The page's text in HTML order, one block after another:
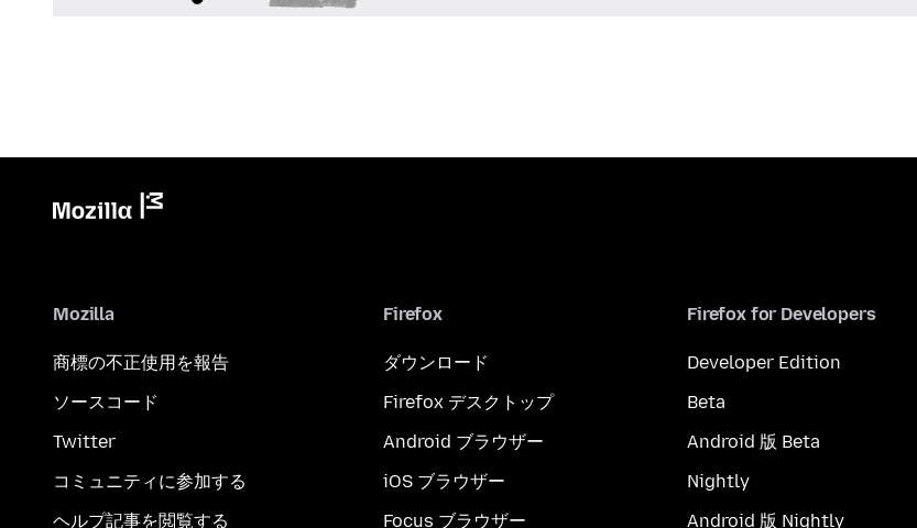
Mozilla
商標の不正使用を報告
ソースコード
Twitter
コミュニティに参加する
ヘルプ記事を閲覧する
Firefox
ダウンロード
Firefox デスクトップ
Android ブラウザー
iOS ブラウザー
Focus ブラウザー
Firefox for Developers
Developer Edition
Beta
Android 版 Beta
Nightly
Android 版 Nightly